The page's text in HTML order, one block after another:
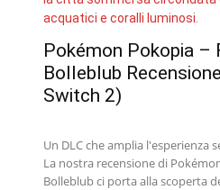
Pokémon Pokopia –
Bolleblub
Switch 2)
Un DLC che amplia l'esperienza
La nostra recensione di
Bolleblub ci porta alla scoperta